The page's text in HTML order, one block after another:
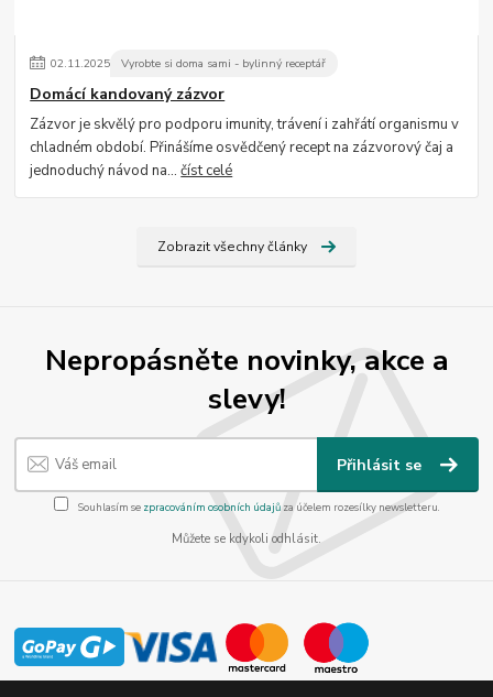
02.11.2025 Vyrobte si doma sami - bylinný receptář
Domácí kandovaný zázvor
Zázvor je skvělý pro podporu imunity, trávení i zahřátí organismu v
chladném období. Přinášíme osvědčený recept na zázvorový čaj a
jednoduchý návod na...číst celé
Zobrazit všechny články
Nepropásněte novinky, akce a
slevy!
Přihlásit se
Souhlasím se zpracováním osobních údajůza účelem rozesílky newsletteru.
Můžete se kdykoli odhlásit.